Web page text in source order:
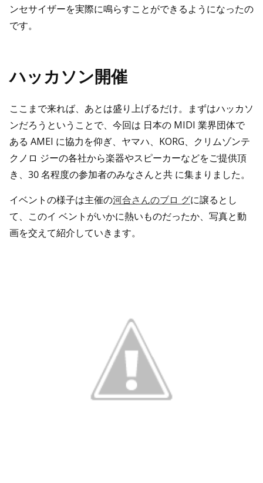
ンセサイザーを実際に鳴らすことができるようになったの
です。
ハッカソン開催
ここまで来れば、あとは盛り上げるだけ。まずはハッカソ
ンだろうということで、今回は 日本の MIDI 業界団体で
ある AMEI に協力を仰ぎ、ヤマハ、KORG、クリムゾンテ
クノロ ジーの各社から楽器やスピーカーなどをご提供頂
き、30 名程度の参加者のみなさんと共 に集まりました。
イベントの様子は主催の河合さんのブロ グに譲るとし
て、このイ ベントがいかに熱いものだったか、写真と動
画を交えて紹介していきます。